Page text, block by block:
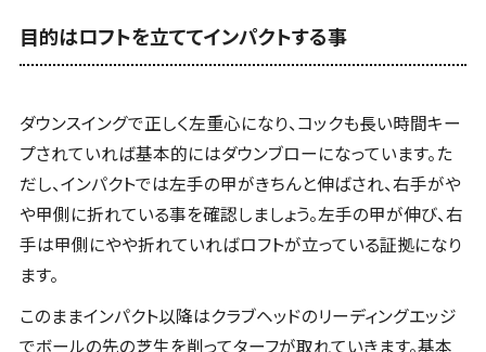
目的はロフトを立ててインパクトする事
ダウンスイングで正しく左重心になり、コックも長い時間キー
プされていれば基本的にはダウンブローになっています。た
だし、インパクトでは左手の甲がきちんと伸ばされ、右手がや
や甲側に折れている事を確認しましょう。左手の甲が伸び、右
手は甲側にやや折れていればロフトが立っている証拠になり
ます。
このままインパクト以降はクラブヘッドのリーディングエッジ
でボールの先の芝生を削ってターフが取れていきます。基本